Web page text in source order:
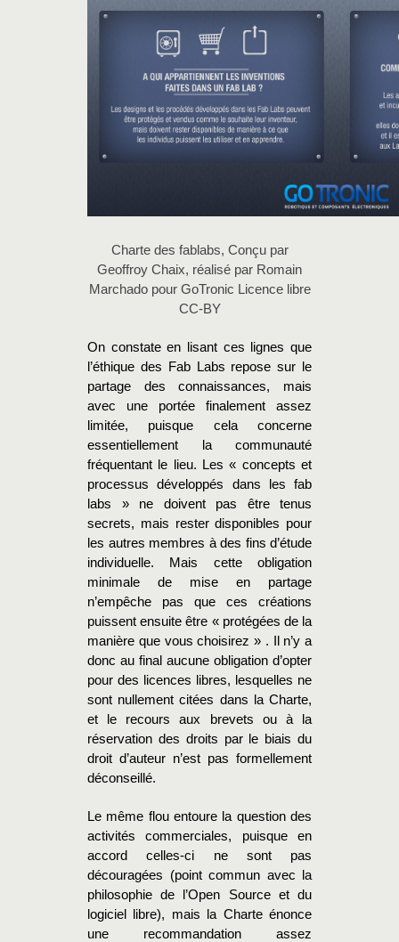
Charte des fablabs, Conçu par
Geoffroy Chaix, réalisé par Romain
Marchado pour GoTronic Licence libre
CC-BY
On constate en lisant ces lignes que
l’éthique des Fab Labs repose sur le
partage des connaissances, mais
avec une portée finalement assez
limitée, puisque cela concerne
essentiellement la communauté
fréquentant le lieu. Les« concepts et
processus développés dans les fab
labs »ne doivent pas être tenus
secrets, mais rester disponibles pour
les autres membres à des fins d’étude
individuelle. Mais cette obligation
minimale de mise en partage
n’empêche pas que ces créations
puissent ensuite être « protégées de la
manière que vous choisirez » . Il n’y a
donc au final aucune obligation d’opter
pour des licences libres, lesquelles ne
sont nullement citées dans la Charte,
et le recours aux brevets ou à la
réservation des droits par le biais du
droit d’auteur n’est pas formellement
déconseillé.
Le même flou entoure la question des
activités commerciales, puisque en
accord celles-ci ne sont pas
découragées (point commun avec la
philosophie de l’Open Source et du
logiciel libre), mais la Charte énonce
une recommandation assez